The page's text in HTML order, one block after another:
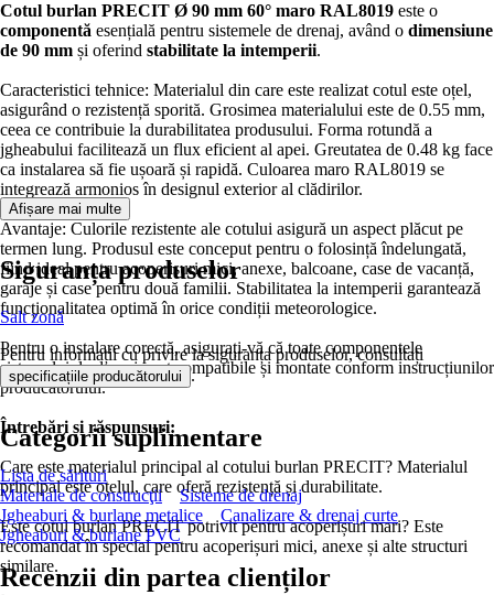
Cotul burlan PRECIT Ø 90 mm 60° maro RAL8019 este o
componentă esențială pentru sistemele de drenaj, având o dimensiune
de 90 mm și oferind stabilitate la intemperii.
Caracteristici tehnice: Materialul din care este realizat cotul este oțel,
asigurând o rezistență sporită. Grosimea materialului este de 0.55 mm,
ceea ce contribuie la durabilitatea produsului. Forma rotundă a
jgheabului facilitează un flux eficient al apei. Greutatea de 0.48 kg face
ca instalarea să fie ușoară și rapidă. Culoarea maro RAL8019 se
integrează armonios în designul exterior al clădirilor.
Avantaje: Culorile rezistente ale cotului asigură un aspect plăcut pe
termen lung. Produsul este conceput pentru o folosință îndelungată,
fiind ideal pentru acoperișuri mici, anexe, balcoane, case de vacanță,
garaje și case pentru două familii. Stabilitatea la intemperii garantează
funcționalitatea optimă în orice condiții meteorologice.
Pentru o instalare corectă, asigurați-vă că toate componentele
sistemului de drenaj sunt compatibile și montate conform instrucțiunilor
producătorului.
Întrebări și răspunsuri:
Care este materialul principal al cotului burlan PRECIT? Materialul
principal este oțelul, care oferă rezistență și durabilitate.
Este cotul burlan PRECIT potrivit pentru acoperișuri mari? Este
recomandat în special pentru acoperișuri mici, anexe și alte structuri
similare.
Afișare mai multe
Siguranța produselor
Salt zonă
Pentru informații cu privire la siguranța produselor, consultați
specificațiile producătorului .
Categorii suplimentare
Lista de sărituri
Materiale de construcţii
Sisteme de drenaj
Jgheaburi & burlane metalice
Canalizare & drenaj curte
Jgheaburi & burlane PVC
Recenzii din partea clienților